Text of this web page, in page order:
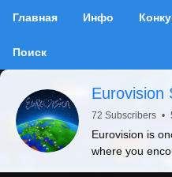
Главная Инфо
Поиск
Eurovision
72 Subscribers •
Eurovision is
where you